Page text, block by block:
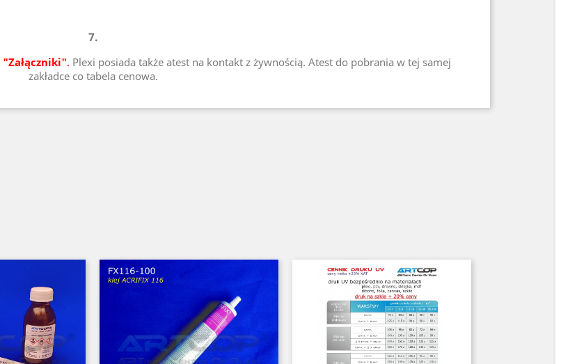
7.
"Załączniki". Plexi posiada także atest na kontakt z żywnością. Atest do pobrania w tej samej
zakładce co tabela cenowa.